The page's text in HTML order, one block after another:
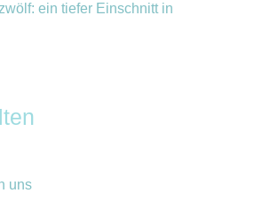
ein tiefer Einschnitt in
uns